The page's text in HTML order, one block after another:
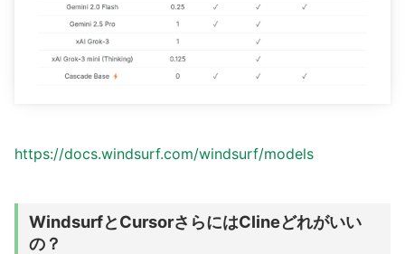
https://docs.windsurf.com/windsurf/models
WindsurfとCursorさらにはClineどれがいい
の？